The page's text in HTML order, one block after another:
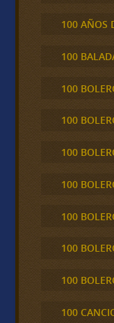
100 AÑOS
100
100
100
100
100
100
100
100
100